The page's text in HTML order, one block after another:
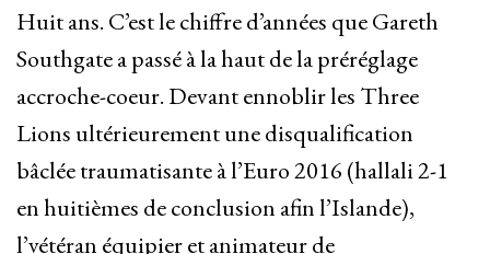
Huit ans. C’est le chiffre d’années que Gareth
Southgate a passé à la haut de la préréglage
accroche-coeur. Devant ennoblir les Three
Lions ultérieurement une disqualification
bâclée traumatisante à l’Euro 2016 (hallali 2-1
en huitièmes de conclusion afin l’Islande),
l’vétéran équipier et animateur de